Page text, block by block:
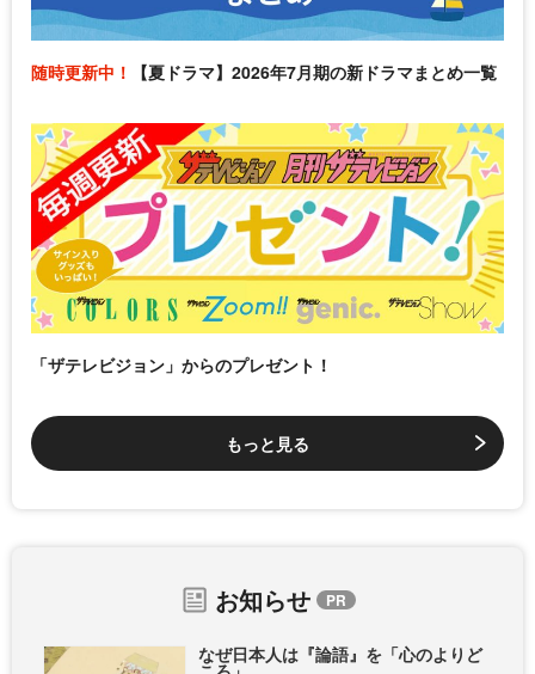
随時更新中！ 【夏ドラマ】2026年7月期の新ドラマまとめ一覧
「ザテレビジョン」からのプレゼント！
もっと見る
お知らせ
なぜ日本人は『論語』を「心のよりど